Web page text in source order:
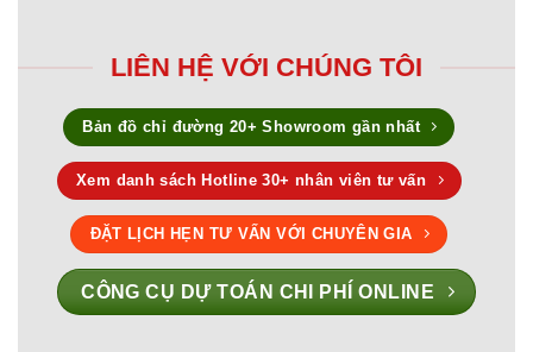
LIÊN HỆ VỚI CHÚNG TÔI
Bản đồ chỉ đường 20+ Showroom gần nhất
Xem danh sách Hotline 30+ nhân viên tư vấn
ĐẶT LỊCH HẸN TƯ VẤN VỚI CHUYÊN GIA
CÔNG CỤ DỰ TOÁN CHI PHÍ ONLINE